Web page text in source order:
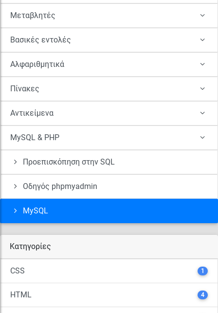
Μεταβλητές
Βασικές εντολές
Αλφαριθμητικά
Πίνακες
Αντικείμενα
MySQL & PHP
Προεπισκόπηση στην SQL
Οδηγός phpmyadmin
MySQL
Κατηγορίες
CSS 1
HTML 4